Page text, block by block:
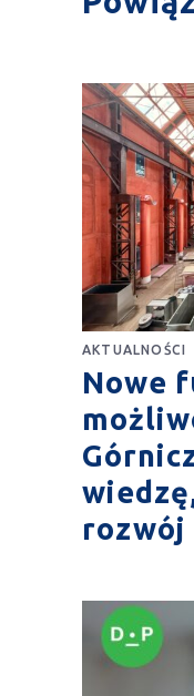
AKTUALNOŚCI
Nowe
rozwój